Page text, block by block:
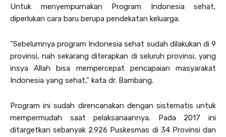
Untuk menyempurnakan Program Indonesia sehat,
diperlukan cara baru berupa pendekatan keluarga.
“Sebelumnya program Indonesia sehat sudah dilakukan di 9
provinsi, nah sekarang diterapkan di seluruh provinsi, yang
insya Allah bisa mempercepat pencapaian masyarakat
Indonesia yang sehat,” kata dr. Bambang.
Program ini sudah direncanakan dengan sistematis untuk
mempermudah saat pelaksanaannya. Pada 2017 ini
ditargetkan sebanyak 2.926 Puskesmas di 34 Provinsi dan